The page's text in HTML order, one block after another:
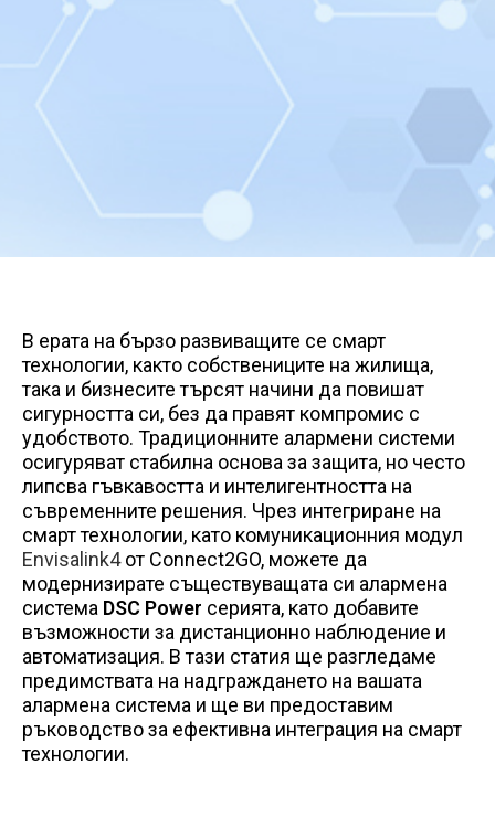
В ерата на бързо развиващите се смарт
технологии, както собствениците на жилища,
така и бизнесите търсят начини да повишат
сигурността си, без да правят компромис с
удобството. Традиционните алармени системи
осигуряват стабилна основа за защита, но често
липсва гъвкавостта и интелигентността на
съвременните решения. Чрез интегриране на
смарт технологии, като комуникационния модул
Envisalink4от Connect2GO, можете да
модернизирате съществуващата си алармена
система DSC Power серията, като добавите
възможности за дистанционно наблюдение и
автоматизация. В тази статия ще разгледаме
предимствата на надграждането на вашата
алармена система и ще ви предоставим
ръководство за ефективна интеграция на смарт
технологии.